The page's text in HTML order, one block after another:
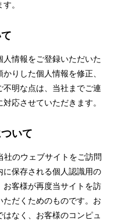
。
情報をご登録いただいた
りした個人情報を修正、
不明な点は、当社までご連
応させていただきます。
いて
社のウェブサイトをご訪問
に保存される個人認識用の
客様が再度当サイトを訪
ただくためのものです。お
なく、お客様のコンピュ